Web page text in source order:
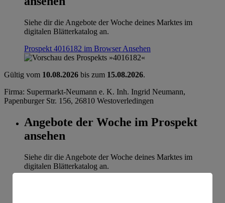
Siehe dir die Angebote der Woche deines Marktes im
digitalen Blätterkatalog an.
Prospekt 4016182 im BrowserAnsehen
Gültig vom 10.08.2026 bis zum 15.08.2026.
Firma: Supermarkt-Neumann e. K. Inh. Ingrid Neumann,
Papenburger Str. 156, 26810 Westoverledingen
Angebote der Woche im Prospekt
ansehen
Siehe dir die Angebote der Woche deines Marktes im
digitalen Blätterkatalog an.